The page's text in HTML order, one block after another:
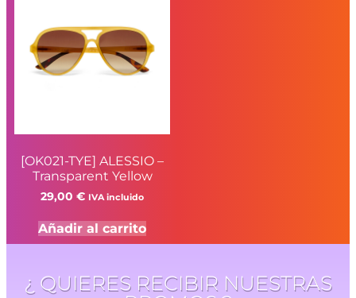
[OK021-TYE] ALESSIO –
Transparent Yellow
29,00 € IVA incluido
Añadir al carrito
¿ QUIERES RECIBIR NUESTRAS